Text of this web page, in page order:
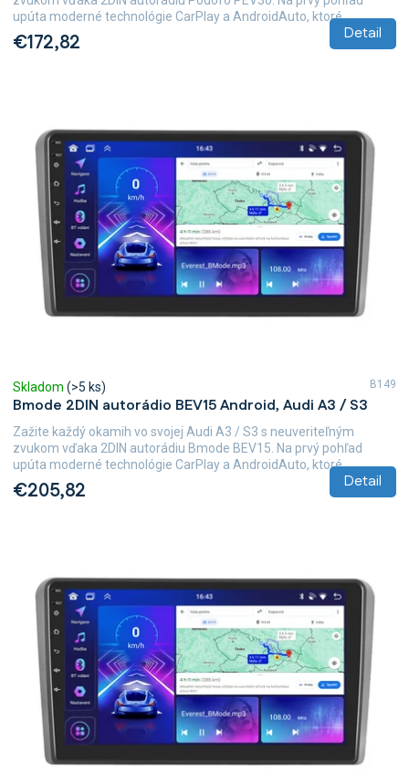
€172,82 Detail
upúta moderné technológie CarPlay a AndroidAuto, ktoré...
Bmode 2DIN autorádio BEV15 Android, Audi A3 / S3
Skladom (>5 ks)
€205,82 Detail
Zažite každý okamih vo svojej Audi A3 / S3 s neuveriteľným
zvukom vďaka 2DIN autorádiu Bmode BEV15. Na prvý pohľad
upúta moderné technológie CarPlay a AndroidAuto, ktoré...
B149